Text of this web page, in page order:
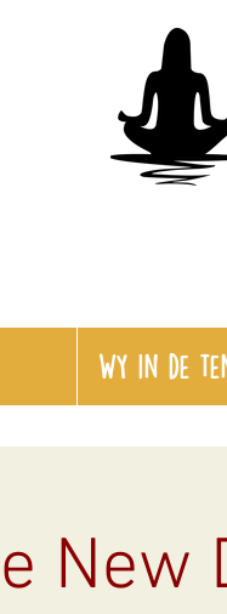
WY in de
New